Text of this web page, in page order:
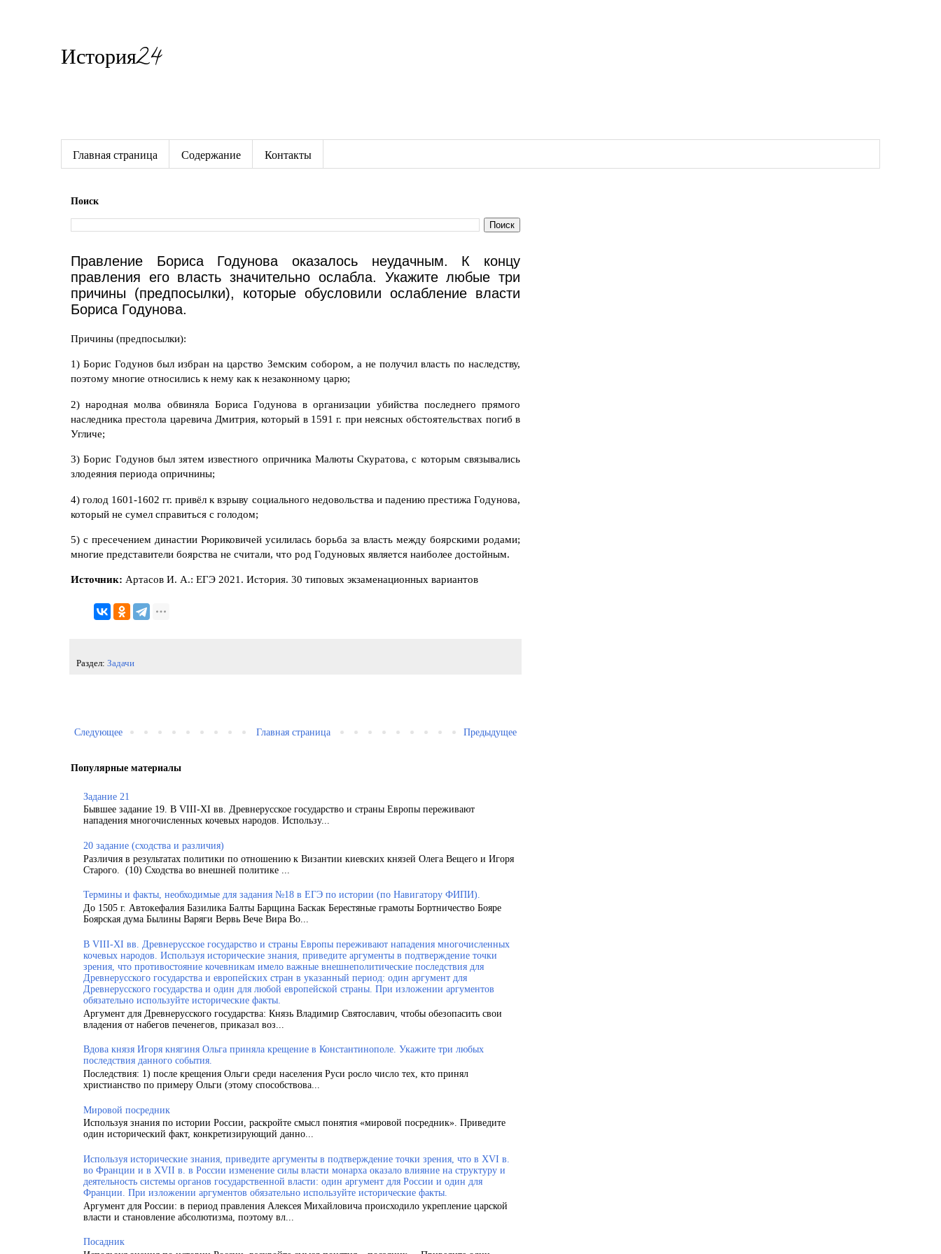
История24
Главная страница Содержание Контакты
Поиск
Правление Бориса Годунова оказалось неудачным. К концу
правления его власть значительно ослабла. Укажите любые три
причины (предпосылки), которые обусловили ослабление власти
Бориса Годунова.
Причины (предпосылки):
1) Борис Годунов был избран на царство Земским собором, а не получил власть по наследству,
поэтому многие относились к нему как к незаконному царю;
2) народная молва обвиняла Бориса Годунова в организации убийства последнего прямого
наследника престола царевича Дмитрия, который в 1591 г. при неясных обстоятельствах погиб в
Угличе;
3) Борис Годунов был зятем известного опричника Малюты Скуратова, с которым связывались
злодеяния периода опричнины;
4) голод 1601-1602 гг. привёл к взрыву социального недовольства и падению престижа Годунова,
который не сумел справиться с голодом;
5) с пресечением династии Рюриковичей усилилась борьба за власть между боярскими родами;
многие представители боярства не считали, что род Годуновых является наиболее достойным.
Источник: Артасов И. А.: ЕГЭ 2021. История. 30 типовых экзаменационных вариантов
Раздел: Задачи
Следующее Предыдущее
Главная страница
Популярные материалы
Задание 21
Бывшее задание 19. В VIII-XI вв. Древнерусское государство и страны Европы переживают
нападения многочисленных кочевых народов. Использу...
20 задание (сходства и различия)
Различия в результатах политики по отношению к Византии киевских князей Олега Вещего и Игоря
Старого. (10) Сходства во внешней политике ...
Термины и факты, необходимые для задания №18 в ЕГЭ по истории (по Навигатору ФИПИ).
До 1505 г. Автокефалия Базилика Балты Барщина Баскак Берестяные грамоты Бортничество Бояре
Боярская дума Былины Варяги Вервь Вече Вира Во...
В VIII-XI вв. Древнерусское государство и страны Европы переживают нападения многочисленных
кочевых народов. Используя исторические знания, приведите аргументы в подтверждение точки
зрения, что противостояние кочевникам имело важные внешнеполитические последствия для
Древнерусского государства и европейских стран в указанный период: один аргумент для
Древнерусского государства и один для любой европейской страны. При изложении аргументов
обязательно используйте исторические факты.
Аргумент для Древнерусского государства: Князь Владимир Святославич, чтобы обезопасить свои
владения от набегов печенегов, приказал воз...
Вдова князя Игоря княгиня Ольга приняла крещение в Константинополе. Укажите три любых
последствия данного события.
Последствия: 1) после крещения Ольги среди населения Руси росло число тех, кто принял
христианство по примеру Ольги (этому способствова...
Мировой посредник
Используя знания по истории России, раскройте смысл понятия «мировой посредник». Приведите
один исторический факт, конкретизирующий данно...
Используя исторические знания, приведите аргументы в подтверждение точки зрения, что в XVI в.
во Франции и в XVII в. в России изменение силы власти монарха оказало влияние на структуру и
деятельность системы органов государственной власти: один аргумент для России и один для
Франции. При изложении аргументов обязательно используйте исторические факты.
Аргумент для России: в период правления Алексея Михайловича происходило укрепление царской
власти и становление абсолютизма, поэтому вл...
Посадник